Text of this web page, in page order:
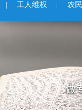
| 工人维权 | 农